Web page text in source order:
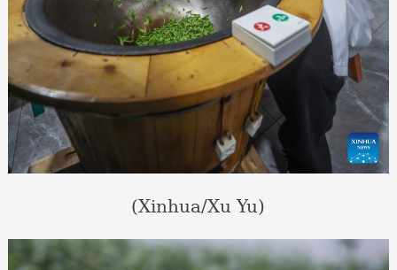
(Xinhua/Xu Yu)